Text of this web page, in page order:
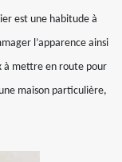
est une habitude à
l’apparence ainsi
à mettre en route pour
maison particulière,